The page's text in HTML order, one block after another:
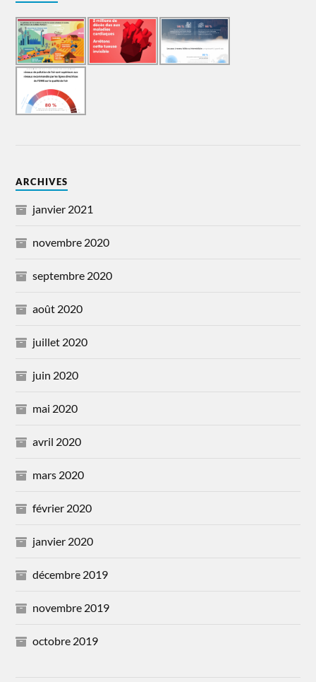
ARCHIVES
janvier 2021
novembre 2020
septembre 2020
août 2020
juillet 2020
juin 2020
mai 2020
avril 2020
mars 2020
février 2020
janvier 2020
décembre 2019
novembre 2019
octobre 2019